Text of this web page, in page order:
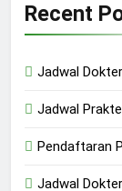
Recent
Jadwal
Jadwal
Pendaftaran
Jadwal